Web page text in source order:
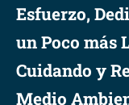
Esfuerzo,
un Poco más
Cuidando y
Medio